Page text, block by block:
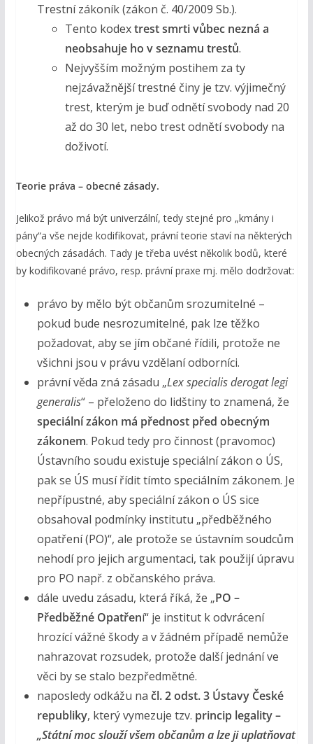
Trestní zákoník (zákon č. 40/2009 Sb.).
Tento kodextrest smrti vůbec nezná a
neobsahuje ho v seznamu trestů.
Nejvyšším možným postihem za ty
nejzávažnější trestné činy je tzv. výjimečný
trest, kterým je buď odnětí svobody nad 20
až do 30 let, nebo trest odnětí svobody na
doživotí.
Teorie práva – obecné zásady.
Jelikož právo má být univerzální, tedy stejné pro „kmány i
pány“a vše nejde kodifikovat, právní teorie staví na některých
obecných zásadách. Tady je třeba uvést několik bodů, které
by kodifikované právo, resp. právní praxe mj. mělo dodržovat:
právo by mělo být občanům srozumitelné –
pokud bude nesrozumitelné, pak lze těžko
požadovat, aby se jím občané řídili, protože ne
všichni jsou v právu vzdělaní odborníci.
právní věda zná zásadu „Lex specialis derogat legi
generalis“ – přeloženo do lidštiny to znamená, že
speciální zákon má přednost před obecným
zákonem. Pokud tedy pro činnost (pravomoc)
Ústavního soudu existuje speciální zákon o ÚS,
pak se ÚS musí řídit tímto speciálním zákonem. Je
nepřípustné, aby speciální zákon o ÚS sice
obsahoval podmínky institutu „předběžného
opatření (PO)“, ale protože se ústavním soudcům
nehodí pro jejich argumentaci, tak použijí úpravu
pro PO např. z občanského práva.
dále uvedu zásadu, která říká, že „PO –
Předběžné Opatření“ je institut k odvrácení
hrozící vážné škody a v žádném případě nemůže
nahrazovat rozsudek, protože další jednání ve
věci by se stalo bezpředmětné.
naposledy odkážu na čl. 2 odst. 3 Ústavy České
republiky, který vymezuje tzv. princip legality –
„Státní moc slouží všem občanům a lze ji uplatňovat